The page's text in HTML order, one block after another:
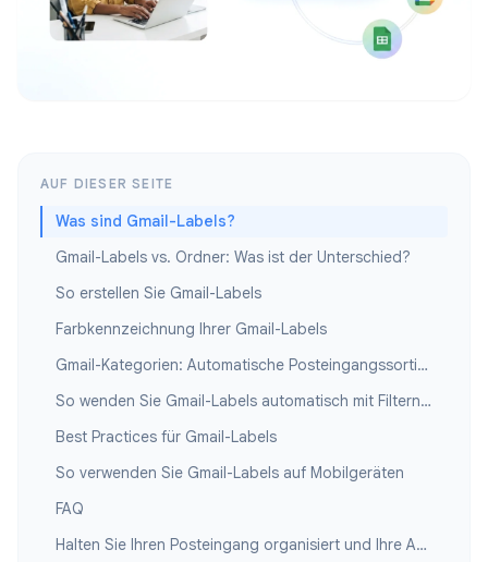
AUF DIESER SEITE
Was sind Gmail-Labels?
Gmail-Labels vs. Ordner: Was ist der Unterschied?
So erstellen Sie Gmail-Labels
Farbkennzeichnung Ihrer Gmail-Labels
Gmail-Kategorien: Automatische Posteingangssortierung
So wenden Sie Gmail-Labels automatisch mit Filtern an
Best Practices für Gmail-Labels
So verwenden Sie Gmail-Labels auf Mobilgeräten
FAQ
Halten Sie Ihren Posteingang organisiert und Ihre Aufgaben im Blick